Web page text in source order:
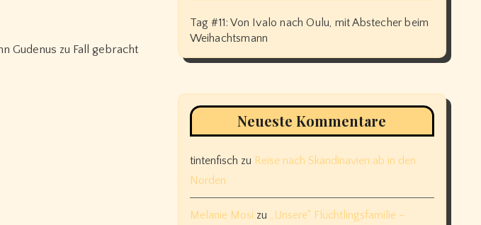
Tag #11: Von Ivalo nach Oulu, mit Abstecher beim
Weihachtsmann
Neueste Kommentare
tintenfisch zu Reise nach Skandinavien ab in den
Norden
Melanie Mosi zu „Unsere“ Flüchtlingsfamilie –